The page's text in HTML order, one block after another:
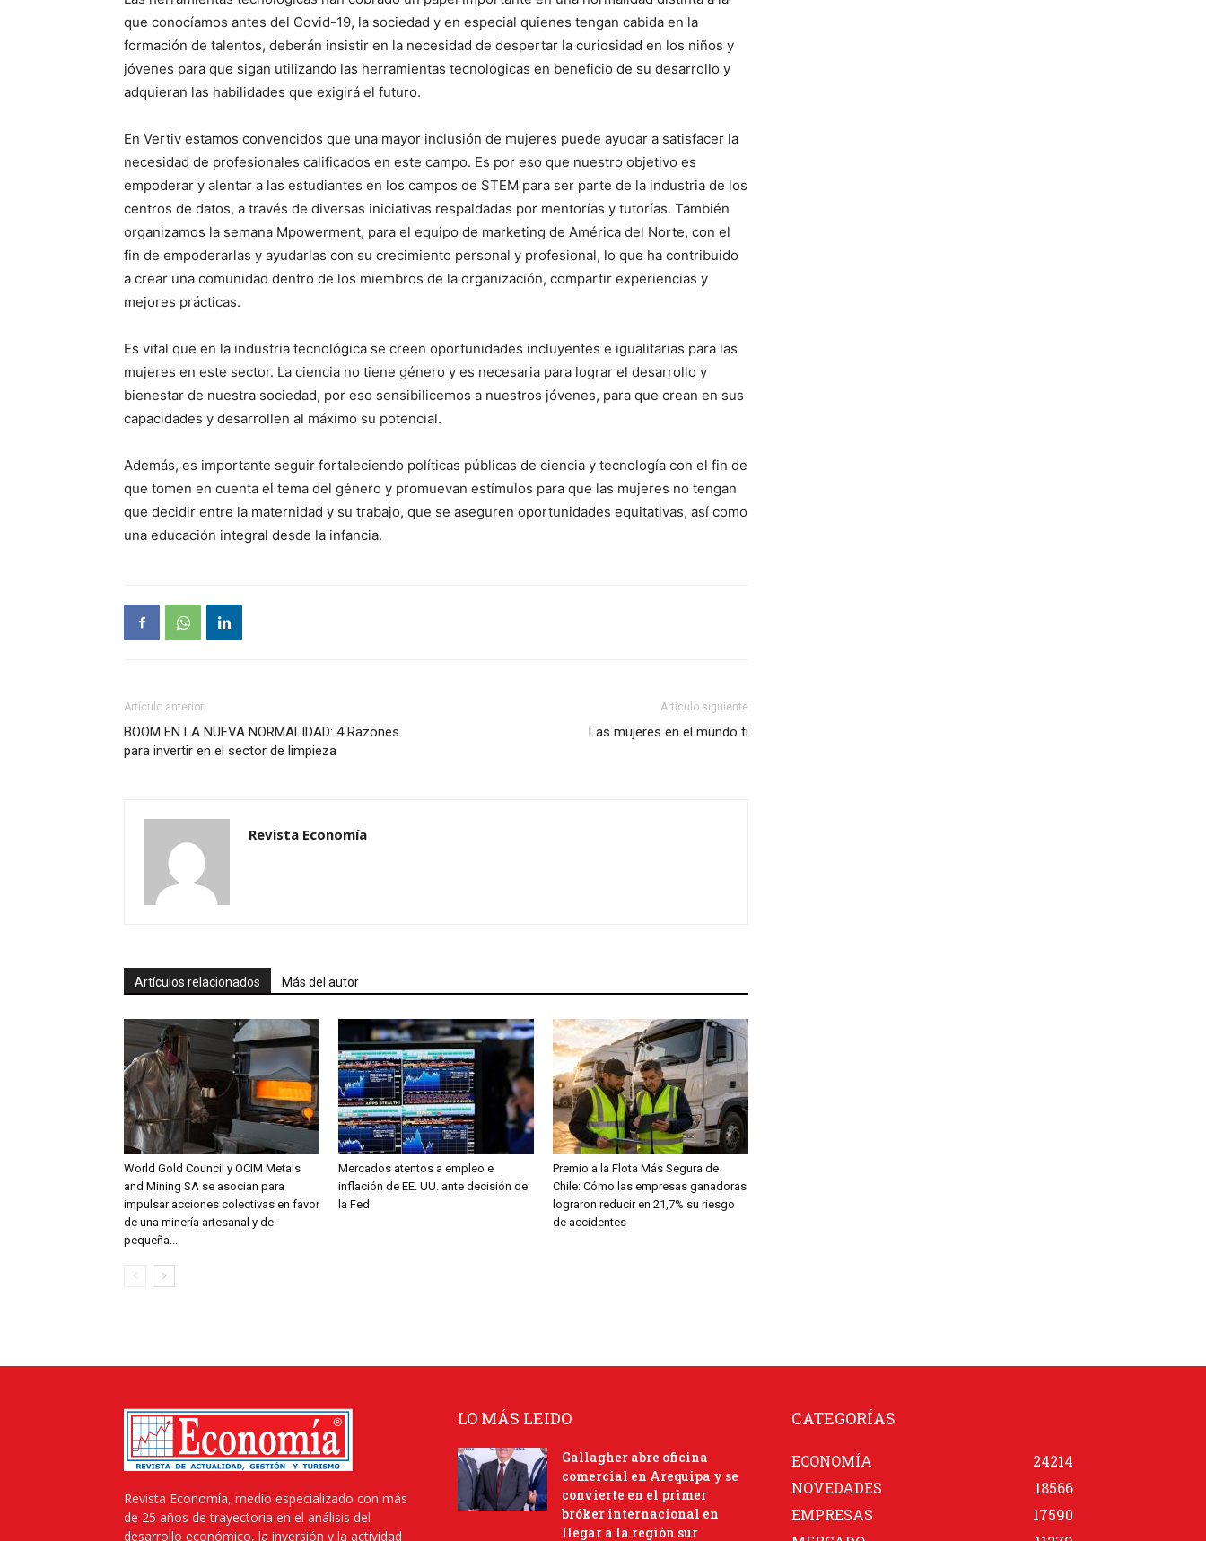
que conocíamos antes del Covid-19, la sociedad y en especial quienes tengan cabida en la
formación de talentos, deberán insistir en la necesidad de despertar la curiosidad en los niños y
jóvenes para que sigan utilizando las herramientas tecnológicas en beneficio de su desarrollo y
adquieran las habilidades que exigirá el futuro.
En Vertiv estamos convencidos que una mayor inclusión de mujeres puede ayudar a satisfacer la
necesidad de profesionales calificados en este campo. Es por eso que nuestro objetivo es
empoderar y alentar a las estudiantes en los campos de STEM para ser parte de la industria de los
centros de datos, a través de diversas iniciativas respaldadas por mentorías y tutorías. También
organizamos la semana Mpowerment, para el equipo de marketing de América del Norte, con el
fin de empoderarlas y ayudarlas con su crecimiento personal y profesional, lo que ha contribuido
a crear una comunidad dentro de los miembros de la organización, compartir experiencias y
mejores prácticas.
Es vital que en la industria tecnológica se creen oportunidades incluyentes e igualitarias para las
mujeres en este sector. La ciencia no tiene género y es necesaria para lograr el desarrollo y
bienestar de nuestra sociedad, por eso sensibilicemos a nuestros jóvenes, para que crean en sus
capacidades y desarrollen al máximo su potencial.
Además, es importante seguir fortaleciendo políticas públicas de ciencia y tecnología con el fin de
que tomen en cuenta el tema del género y promuevan estímulos para que las mujeres no tengan
que decidir entre la maternidad y su trabajo, que se aseguren oportunidades equitativas, así como
una educación integral desde la infancia.
Artículo anterior
BOOM EN LA NUEVA NORMALIDAD: 4 Razones
para invertir en el sector de limpieza
Artículo siguiente
Las mujeres en el mundo ti
Revista Economía
Artículos relacionados Más del autor
World Gold Council y OCIM Metals
and Mining SA se asocian para
impulsar acciones colectivas en favor
de una minería artesanal y de
pequeña...
Mercados atentos a empleo e
inflación de EE. UU. ante decisión de
la Fed
Premio a la Flota Más Segura de
Chile: Cómo las empresas ganadoras
lograron reducir en 21,7% su riesgo
de accidentes
Revista Economía, medio especializado con más
de 25 años de trayectoria en el análisis del
desarrollo económico, la inversión y la actividad
LO MÁS LEIDO
Gallagher abre oficina
comercial en Arequipa y se
convierte en el primer
bróker internacional en
llegar a la región sur
CATEGORÍAS
ECONOMÍA
24214
NOVEDADES
18566
EMPRESAS
17590